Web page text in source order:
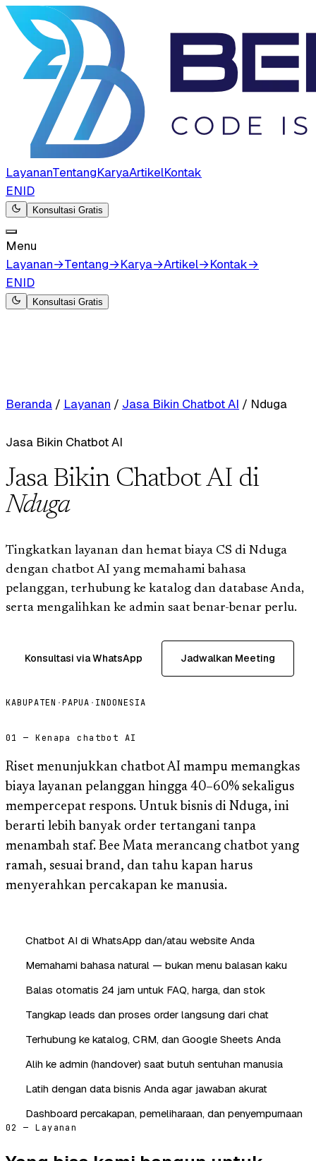
LayananTentangKaryaArtikelKontak
ENID
Konsultasi Gratis
Menu
Layanan→Tentang→Karya→Artikel→Kontak→
ENID
Konsultasi Gratis
Beranda / Layanan / Jasa Bikin Chatbot AI / Nduga
Jasa Bikin Chatbot AI
Jasa Bikin Chatbot AI di
Nduga
Tingkatkan layanan dan hemat biaya CS di Nduga
dengan chatbot AI yang memahami bahasa
pelanggan, terhubung ke katalog dan database Anda,
serta mengalihkan ke admin saat benar-benar perlu.
Konsultasi via WhatsApp Jadwalkan Meeting
KABUPATEN ·PAPUA · INDONESIA
01 — Kenapa chatbot AI
Riset menunjukkan chatbot AI mampu memangkas
biaya layanan pelanggan hingga 40–60% sekaligus
mempercepat respons. Untuk bisnis di Nduga, ini
berarti lebih banyak order tertangani tanpa
menambah staf. Bee Mata merancang chatbot yang
ramah, sesuai brand, dan tahu kapan harus
menyerahkan percakapan ke manusia.
Chatbot AI di WhatsApp dan/atau website Anda
Memahami bahasa natural — bukan menu balasan kaku
Balas otomatis 24 jam untuk FAQ, harga, dan stok
Tangkap leads dan proses order langsung dari chat
Terhubung ke katalog, CRM, dan Google Sheets Anda
Alih ke admin (handover) saat butuh sentuhan manusia
Latih dengan data bisnis Anda agar jawaban akurat
Dashboard percakapan, pemeliharaan, dan penyempurnaan
02 — Layanan